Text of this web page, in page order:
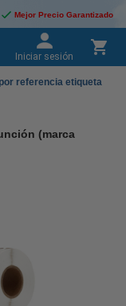
Mejor Precio Garantizado
Iniciar sesión
referencia etiqueta
(marca